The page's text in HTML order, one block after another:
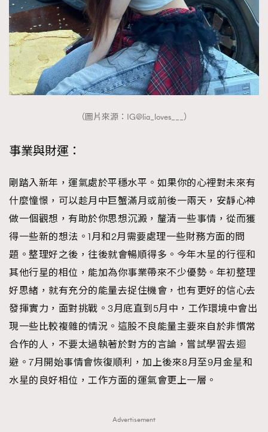
（圖片來源：IG@lia_loves___）
事業與財運：
剛踏入新年，運氣處於平穩水平。如果你的心裡對未來有
什麼憧憬，可以趁月中巨蟹滿月或前後一兩天，安靜心神
做一個觀想，有助於你思想沉澱，釐清一些事情，從而獲
得一些新的想法。1月和2月需要處理一些財務方面的問
題。整理好之後，往後就會暢順得多。今年木星的行徑和
其他行星的相位，能加為你事業帶來不少優勢。年初整理
好思緒，就有充分的能量去捉住機會，也有更好的信心去
發揮實力，面對挑戰。3月底直到5月中，工作環境中會出
現一些比較複雜的情況。這股不良能量主要來自於非慣常
合作的人，不要太過執著於對方的言論，嘗試學習去迴
避。7月開始事情會恢復順利，加上後來8月至9月金星和
水星的良好相位，工作方面的運氣會更上一層。
Advertisement